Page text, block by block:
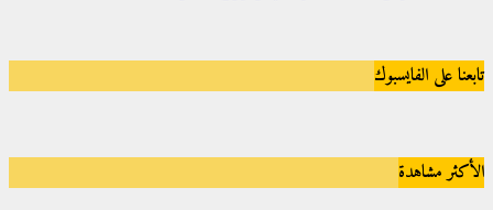
تابعنا على الفايسبوك
الأكثر مشاهدة